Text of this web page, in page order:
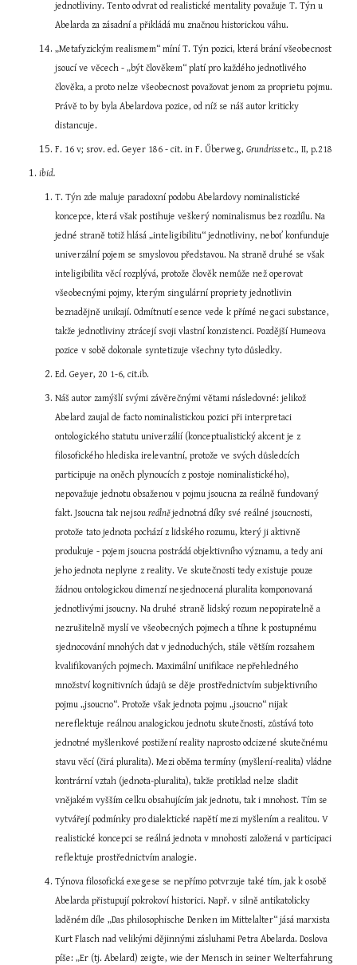
jednotliviny. Tento odvrat od realistické mentality považuje T. Týn u
Abelarda za zásadní a přikládá mu značnou historickou váhu.
„Metafyzickým realismem“ míní T. Týn pozici, která brání všeobecnost
jsoucí ve věcech - „být člověkem“ platí pro každého jednotlivého
člověka, a proto nelze všeobecnost považovat jenom za proprietu pojmu.
Právě to by byla Abelardova pozice, od níž se náš autor kriticky
distancuje.
F. 16 v; srov. ed. Geyer 186 - cit. in F. Űberweg, Grundriss etc., II, p.218
ibid.
T. Týn zde maluje paradoxní podobu Abelardovy nominalistické
koncepce, která však postihuje veškerý nominalismus bez rozdílu. Na
jedné straně totiž hlásá „inteligibilitu“ jednotliviny, neboť konfunduje
univerzální pojem se smyslovou představou. Na straně druhé se však
inteligibilita věcí rozplývá, protože člověk nemůže než operovat
všeobecnými pojmy, kterým singulární propriety jednotlivin
beznadějně unikají. Odmítnutí esence vede k přímé negaci substance,
takže jednotliviny ztrácejí svoji vlastní konzistenci. Pozdější Humeova
pozice v sobě dokonale syntetizuje všechny tyto důsledky.
Ed. Geyer, 20 1-6, cit.ib.
Náš autor zamýšlí svými závěrečnými větami následovné: jelikož
Abelard zaujal de facto nominalistickou pozici při interpretaci
ontologického statutu univerzálií (konceptualistický akcent je z
filosofického hlediska irelevantní, protože ve svých důsledcích
participuje na oněch plynoucích z postoje nominalistického),
nepovažuje jednotu obsaženou v pojmu jsoucna za reálně fundovaný
fakt. Jsoucna tak nejsou reálně jednotná díky své reálné jsoucnosti,
protože tato jednota pochází z lidského rozumu, který ji aktivně
produkuje - pojem jsoucna postrádá objektivního významu, a tedy ani
jeho jednota neplyne z reality. Ve skutečnosti tedy existuje pouze
žádnou ontologickou dimenzí nesjednocená pluralita komponovaná
jednotlivými jsoucny. Na druhé straně lidský rozum nepopiratelně a
nezrušitelně myslí ve všeobecných pojmech a tíhne k postupnému
sjednocování mnohých dat v jednoduchých, stále větším rozsahem
kvalifikovaných pojmech. Maximální unifikace nepřehledného
množství kognitivních údajů se děje prostřednictvím subjektivního
pojmu „jsoucno“. Protože však jednota pojmu „jsoucno“ nijak
nereflektuje reálnou analogickou jednotu skutečnosti, zůstává toto
jednotné myšlenkové postižení reality naprosto odcizené skutečnému
stavu věcí (čirá pluralita). Mezi oběma termíny (myšlení-realita) vládne
kontrární vztah (jednota-pluralita), takže protiklad nelze sladit
vnějakém vyšším celku obsahujícím jak jednotu, tak i mnohost. Tím se
vytvářejí podmínky pro dialektické napětí mezi myšlením a realitou. V
realistické koncepci se reálná jednota v mnohosti založená v participaci
reflektuje prostřednictvím analogie.
Týnova filosofická exegese se nepřímo potvrzuje také tím, jak k osobě
Abelarda přistupují pokrokoví historici. Např. v silně antikatolicky
laděném díle „Das philosophische Denken im Mittelalter“ jásá marxista
Kurt Flasch nad velikými dějinnými zásluhami Petra Abelarda. Doslova
píše: „Er (tj. Abelard) zeigte, wie der Mensch in seiner Welterfahrung